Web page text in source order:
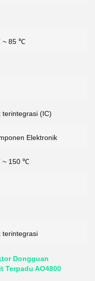
~ 85 ℃
terintegrasi (IC)
Elektronik
~ 150 ℃
terintegrasi
Dongguan
Terpadu AO4800